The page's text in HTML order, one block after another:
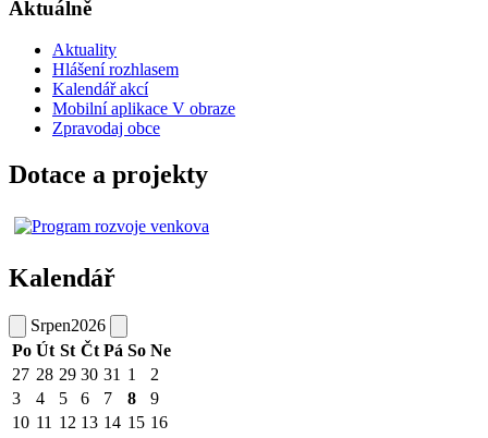
Aktuálně
Aktuality
Hlášení rozhlasem
Kalendář akcí
Mobilní aplikace V obraze
Zpravodaj obce
Dotace a projekty
Kalendář
Srpen2026
Po Út St Čt Pá So Ne
27 28 29 30 31 1
2
3
4 5 6 7 8
9
10 11 12 13 14 15 16